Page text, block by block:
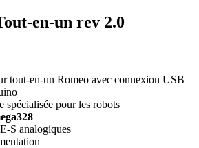
en-un rev 2.0
tout-en-un Romeo avec connexion USB
spécialisée pour les robots
S analogiques